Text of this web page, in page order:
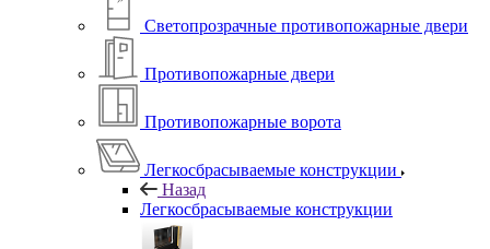
Светопрозрачные противопожарные двери
Противопожарные двери
Противопожарные ворота
Легкосбрасываемые конструкции
Назад
Легкосбрасываемые конструкции